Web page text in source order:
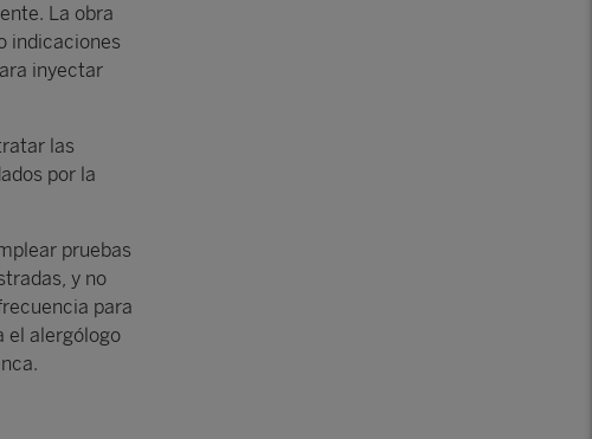
La obra
indicaciones
inyectar
las
por la
pruebas
y no
para
el alergólogo